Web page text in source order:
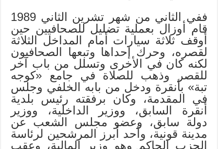
ففي الثاني من شهر تشرين الثاني 1989
قام أوزال بعملية تضليل للصحافيين حين
أوقف ثلاثة سيارات أمام المداخل الثلاثة
لقصره، وحرك إحداها وتبعها الصحافيون
لكنه كان في الأخرى وتسلل من باب آخر
للقصر وذهب للصلاة في جامع «كوجه
تبة» بأنقرة ودخل من بابه الخلفي وجلس
في المقدمة، وكان برفقته رئيس بلدية
أنقرة السابق، ووزير الداخلية، ووزير
دولة سابق، وعضو مجلس الشعب عن
مدينة قونية، وأحد أبرز المرشحين لرئاسة
الحزب الحاكم وهو وزير المالية، وعقب